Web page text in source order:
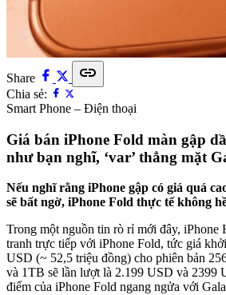
Share link
Chia sẻ:
Smart Phone – Điện thoại
Giá bán iPhone Fold màn gập
như bạn nghĩ, ‘var’ thẳng mặt
Nếu nghĩ rằng iPhone gập có giá quá
sẽ bất ngờ, iPhone Fold thực tế không
Trong một nguồn tin rò rỉ mới đây, iPhone
tranh trực tiếp với iPhone Fold, tức giá
USD (~ 52,5 triệu đồng) cho phiên bản
và 1TB sẽ lần lượt là 2.199 USD và 2399
điểm của iPhone Fold ngang ngửa với